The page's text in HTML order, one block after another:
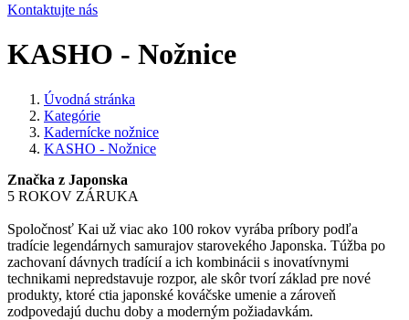
Kontaktujte nás
KASHO - Nožnice
Úvodná stránka
Kategórie
Kadernícke nožnice
KASHO - Nožnice
Značka z Japonska
5 ROKOV ZÁRUKA
Spoločnosť Kai už viac ako 100 rokov vyrába príbory podľa
tradície legendárnych samurajov starovekého Japonska. Túžba po
zachovaní dávnych tradícií a ich kombinácii s inovatívnymi
technikami nepredstavuje rozpor, ale skôr tvorí základ pre nové
produkty, ktoré ctia japonské kováčske umenie a zároveň
zodpovedajú duchu doby a moderným požiadavkám.